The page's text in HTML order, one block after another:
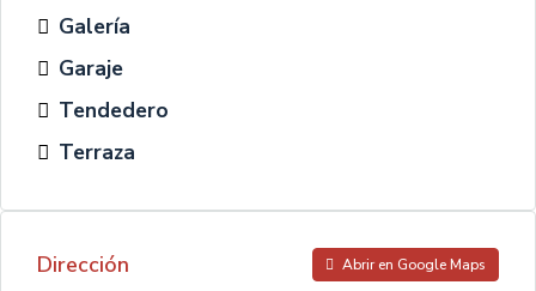
Galería
Garaje
Tendedero
Terraza
Dirección Abrir en Google Maps